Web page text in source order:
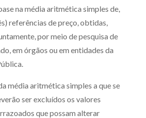
na média aritmética simples de,
referências de preço, obtidas,
por meio de pesquisa de
em órgãos ou em entidades da
média aritmética simples a que se
ser excluídos os valores
que possam alterar